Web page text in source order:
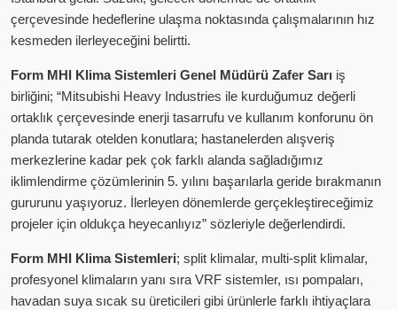
çerçevesinde hedeflerine ulaşma noktasında çalışmalarının hız
kesmeden ilerleyeceğini belirtti.
Form MHI Klima Sistemleri Genel Müdürü Zafer Sarı iş
birliğini; “Mitsubishi Heavy Industries ile kurduğumuz değerli
ortaklık çerçevesinde enerji tasarrufu ve kullanım konforunu ön
planda tutarak otelden konutlara; hastanelerden alışveriş
merkezlerine kadar pek çok farklı alanda sağladığımız
iklimlendirme çözümlerinin 5. yılını başarılarla geride bırakmanın
gururunu yaşıyoruz. İlerleyen dönemlerde gerçekleştireceğimiz
projeler için oldukça heyecanlıyız” sözleriyle değerlendirdi.
Form MHI Klima Sistemleri; split klimalar, multi-split klimalar,
profesyonel klimaların yanı sıra VRF sistemler, ısı pompaları,
havadan suya sıcak su üreticileri gibi ürünlerle farklı ihtiyaçlara